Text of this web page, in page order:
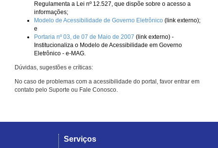
Regulamenta a Lei nº 12.527, que dispõe sobre o acesso a
informações;
Modelo de Acessibilidade de Governo Eletrônico (link externo);
e
Portaria nº 03, de 07 de Maio de 2007 (link externo) -
Institucionaliza o Modelo de Acessibilidade em Governo
Eletrônico - e-MAG.
Dúvidas, sugestões e críticas:
No caso de problemas com a acessibilidade do portal, favor entrar em
contato pelo Suporte ou Fale Conosco.
Serviços